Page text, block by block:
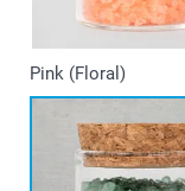
Pink (Floral)